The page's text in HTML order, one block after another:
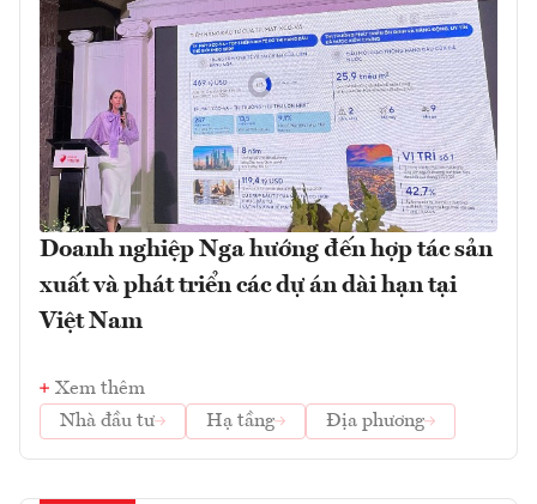
Doanh nghiệp Nga hướng đến hợp tác sản
xuất và phát triển các dự án dài hạn tại
Việt Nam
Xem thêm
Nhà đầu tư
Hạ tầng Địa phương